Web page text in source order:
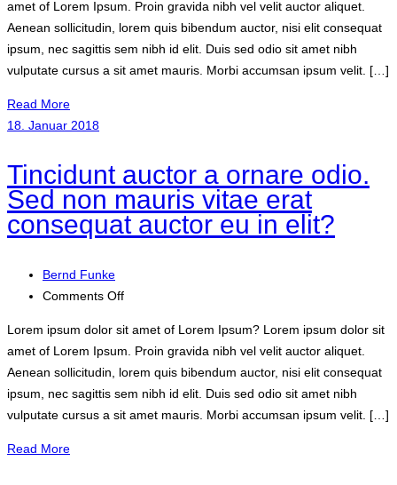
id
elit.
Duis
sed
vulputate
cursus
a
mauris?
amet of Lorem Ipsum. Proin gravida nibh vel velit auctor aliquet.
Aenean sollicitudin, lorem quis bibendum auctor, nisi elit consequat
ipsum, nec sagittis sem nibh id elit. Duis sed odio sit amet nibh
vulputate cursus a sit amet mauris. Morbi accumsan ipsum velit. […]
Read More
18. Januar 2018
Tincidunt auctor a ornare odio.
Sed non mauris vitae erat
consequat auctor eu in elit?
Bernd Funke
Comments Offon
auctor
a
ornare
odio.
Sed
Lorem ipsum dolor sit amet of Lorem Ipsum? Lorem ipsum dolor sit
amet of Lorem Ipsum. Proin gravida nibh vel velit auctor aliquet.
Aenean sollicitudin, lorem quis bibendum auctor, nisi elit consequat
ipsum, nec sagittis sem nibh id elit. Duis sed odio sit amet nibh
vulputate cursus a sit amet mauris. Morbi accumsan ipsum velit. […]
Read More